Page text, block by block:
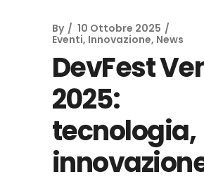
By
10 Ottobre 2025
Eventi, Innovazione, News
DevFest
2025:
tecnologia,